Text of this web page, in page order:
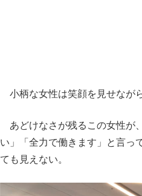
小柄な女性は笑顔を見せなが
あどけなさが残るこの女性が
い」「全力で働きます」と言っ
ても見えない。